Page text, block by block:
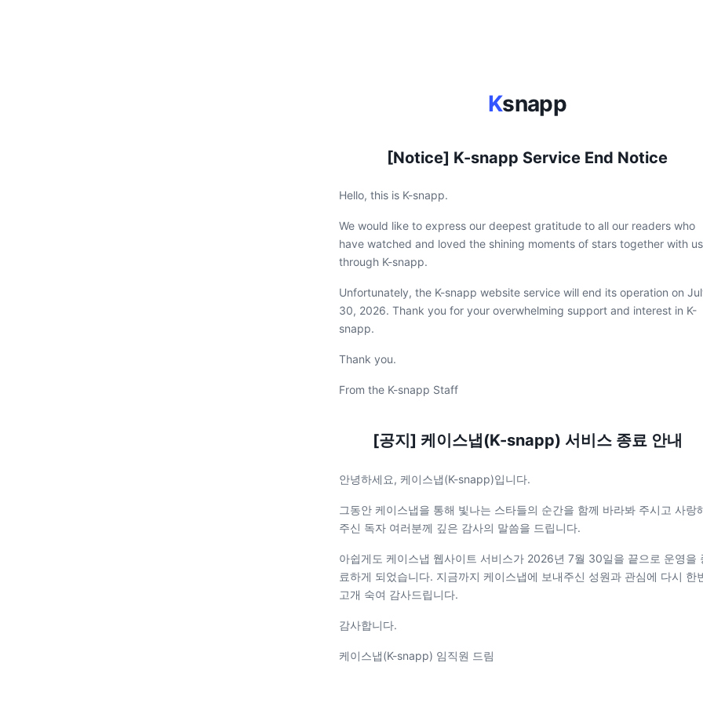
Ksnapp
[Notice] K-snapp Service End Notice
Hello, this is K-snapp.
We would like to express our deepest gratitude to all our readers who
have watched and loved the shining moments of stars together with us
through K-snapp.
Unfortunately, the K-snapp website service will end its operation on
30, 2026. Thank you for your overwhelming support and interest in K-
snapp.
Thank you.
From the K-snapp Staff
[공지] 케이스냅(K-snapp) 서비스 종료 안내
안녕하세요, 케이스냅(K-snapp)입니다.
그동안 케이스냅을 통해 빛나는 스타들의 순간을 함께 바라봐 주시고 사랑
주신 독자 여러분께 깊은 감사의 말씀을 드립니다.
아쉽게도 케이스냅 웹사이트 서비스가 2026년 7월 30일을 끝으로 운영을
료하게 되었습니다. 지금까지 케이스냅에 보내주신 성원과 관심에 다시 한
고개 숙여 감사드립니다.
감사합니다.
케이스냅(K-snapp) 임직원 드림